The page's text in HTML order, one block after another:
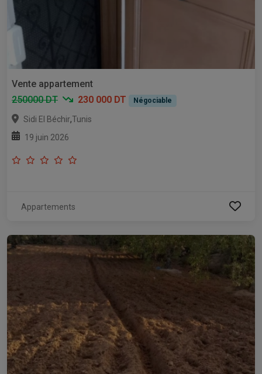
Vente appartement
250000 DT
230 000 DT Négociable
Sidi El Béchir,Tunis
19 juin 2026
Appartements